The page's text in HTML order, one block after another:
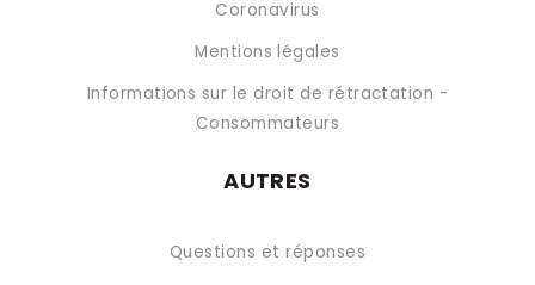
Coronavirus
Mentions légales
Informations sur le droit de rétractation -
Consommateurs
AUTRES
Questions et réponses